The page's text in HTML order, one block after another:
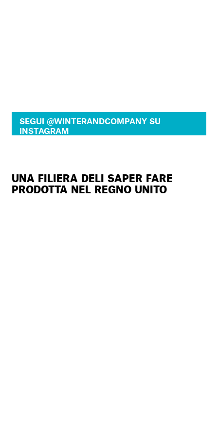
SEGUI @WINTERANDCOMPANY SU
INSTAGRAM
UNA FILIERA DELI SAPER FARE
PRODOTTA NEL REGNO UNITO